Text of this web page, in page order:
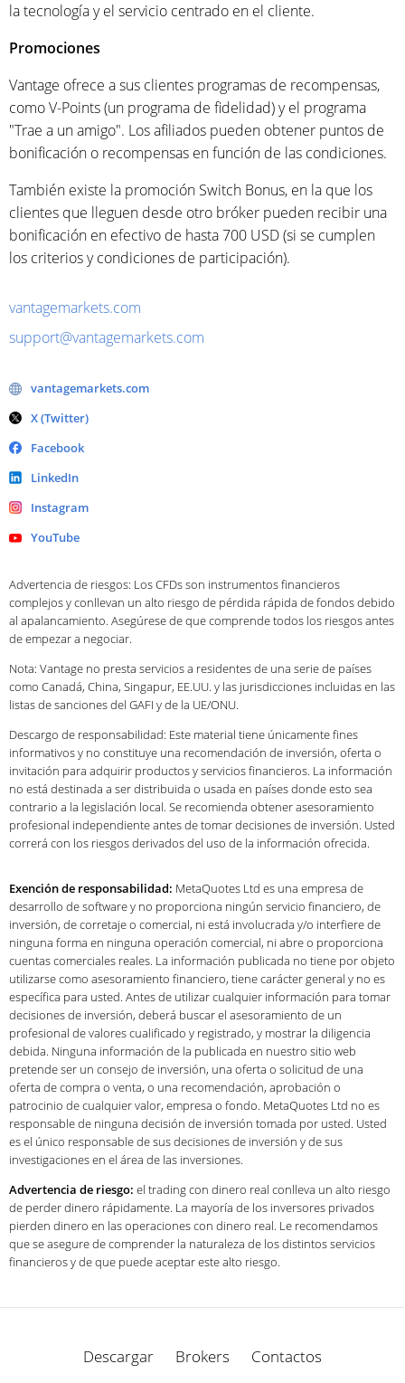
la tecnología y el servicio centrado en el cliente.
Promociones
Vantage ofrece a sus clientes programas de recompensas,
como V-Points (un programa de fidelidad) y el programa
"Trae a un amigo". Los afiliados pueden obtener puntos de
bonificación o recompensas en función de las condiciones.
También existe la promoción Switch Bonus, en la que los
clientes que lleguen desde otro bróker pueden recibir una
bonificación en efectivo de hasta 700 USD (si se cumplen
los criterios y condiciones de participación).
vantagemarkets.com
support@vantagemarkets.com
vantagemarkets.com
X (Twitter)
Facebook
LinkedIn
Instagram
YouTube
Advertencia de riesgos: Los CFDs son instrumentos financieros
complejos y conllevan un alto riesgo de pérdida rápida de fondos debido
al apalancamiento. Asegúrese de que comprende todos los riesgos antes
de empezar a negociar.
Nota: Vantage no presta servicios a residentes de una serie de países
como Canadá, China, Singapur, EE.UU. y las jurisdicciones incluidas en las
listas de sanciones del GAFI y de la UE/ONU.
Descargo de responsabilidad: Este material tiene únicamente fines
informativos y no constituye una recomendación de inversión, oferta o
invitación para adquirir productos y servicios financieros. La información
no está destinada a ser distribuida o usada en países donde esto sea
contrario a la legislación local. Se recomienda obtener asesoramiento
profesional independiente antes de tomar decisiones de inversión. Usted
correrá con los riesgos derivados del uso de la información ofrecida.
Exención de responsabilidad: MetaQuotes Ltd es una empresa de
desarrollo de software y no proporciona ningún servicio financiero, de
inversión, de corretaje o comercial, ni está involucrada y/o interfiere de
ninguna forma en ninguna operación comercial, ni abre o proporciona
cuentas comerciales reales. La información publicada no tiene por objeto
utilizarse como asesoramiento financiero, tiene carácter general y no es
específica para usted. Antes de utilizar cualquier información para tomar
decisiones de inversión, deberá buscar el asesoramiento de un
profesional de valores cualificado y registrado, y mostrar la diligencia
debida. Ninguna información de la publicada en nuestro sitio web
pretende ser un consejo de inversión, una oferta o solicitud de una
oferta de compra o venta, o una recomendación, aprobación o
patrocinio de cualquier valor, empresa o fondo. MetaQuotes Ltd no es
responsable de ninguna decisión de inversión tomada por usted. Usted
es el único responsable de sus decisiones de inversión y de sus
investigaciones en el área de las inversiones.
Advertencia de riesgo: el trading con dinero real conlleva un alto riesgo
de perder dinero rápidamente. La mayoría de los inversores privados
pierden dinero en las operaciones con dinero real. Le recomendamos
que se asegure de comprender la naturaleza de los distintos servicios
financieros y de que puede aceptar este alto riesgo.
Descargar Brokers Contactos